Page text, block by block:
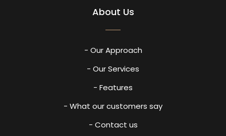
About Us
- Our Approach
- Our Services
- Features
- What our customers say
- Contact us